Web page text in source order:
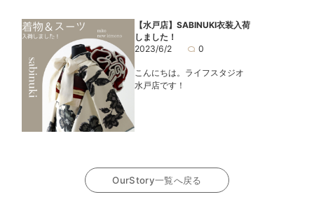
【水戸店】SABINUKI衣装入荷
しました！
2023/6/2
0
こんにちは。ライフスタジオ
水戸店です！
OurStory一覧へ戻る